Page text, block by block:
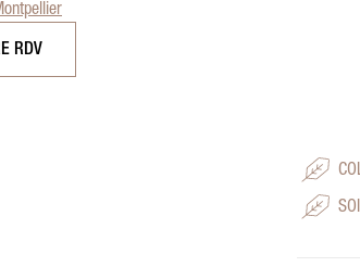
RDV